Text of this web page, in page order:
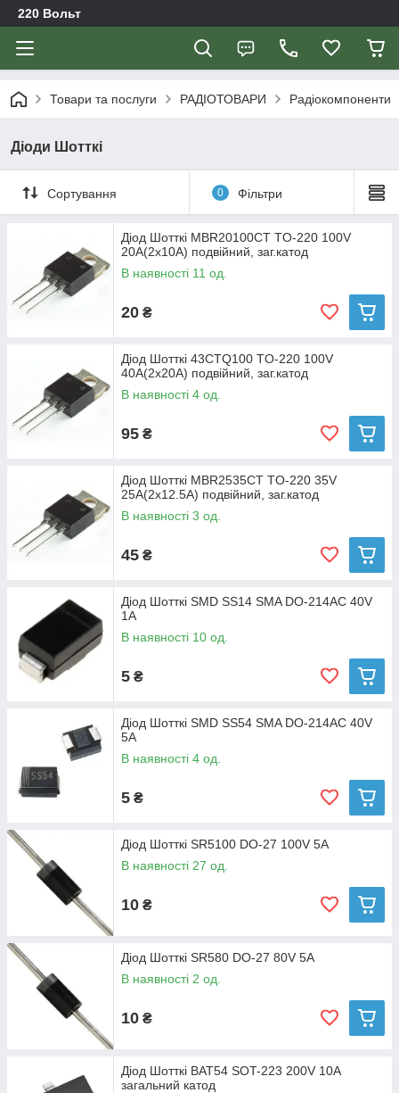
220 Вольт
Товари та послуги РАДІОТОВАРИ Радіокомпоненти
Діоди Шотткі
Сортування 0 Фільтри
Діод Шотткі MBR20100CT TO-220 100V
20A(2x10A) подвійний, заг.катод
В наявності 11 од.
20 ₴
Діод Шотткі 43CTQ100 TO-220 100V
40A(2x20A) подвійний, заг.катод
В наявності 4 од.
95 ₴
Діод Шотткі MBR2535CT TO-220 35V
25A(2x12.5A) подвійний, заг.катод
В наявності 3 од.
45 ₴
Діод Шотткі SMD SS14 SMA DO-214AC 40V
1A
В наявності 10 од.
5 ₴
Діод Шотткі SMD SS54 SMA DO-214AC 40V
5A
В наявності 4 од.
5 ₴
Діод Шотткі SR5100 DO-27 100V 5A
В наявності 27 од.
10 ₴
Діод Шотткі SR580 DO-27 80V 5A
В наявності 2 од.
10 ₴
Діод Шотткі BAT54 SOT-223 200V 10A
загальний катод